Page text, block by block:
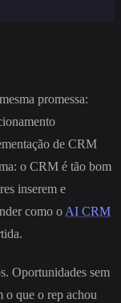
promessa:
de CRM
o CRM é tão bom
inserem e
como oAI CRM
Oportunidades sem
o que o rep achou